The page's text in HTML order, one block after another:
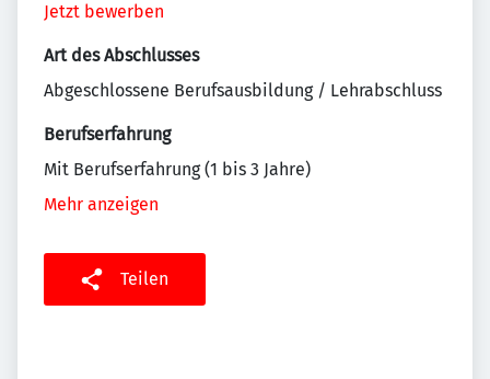
Jetzt bewerben
Art des Abschlusses
Abgeschlossene Berufsausbildung / Lehrabschluss
Berufserfahrung
Mit Berufserfahrung (1 bis 3 Jahre)
Mehr anzeigen
Teilen